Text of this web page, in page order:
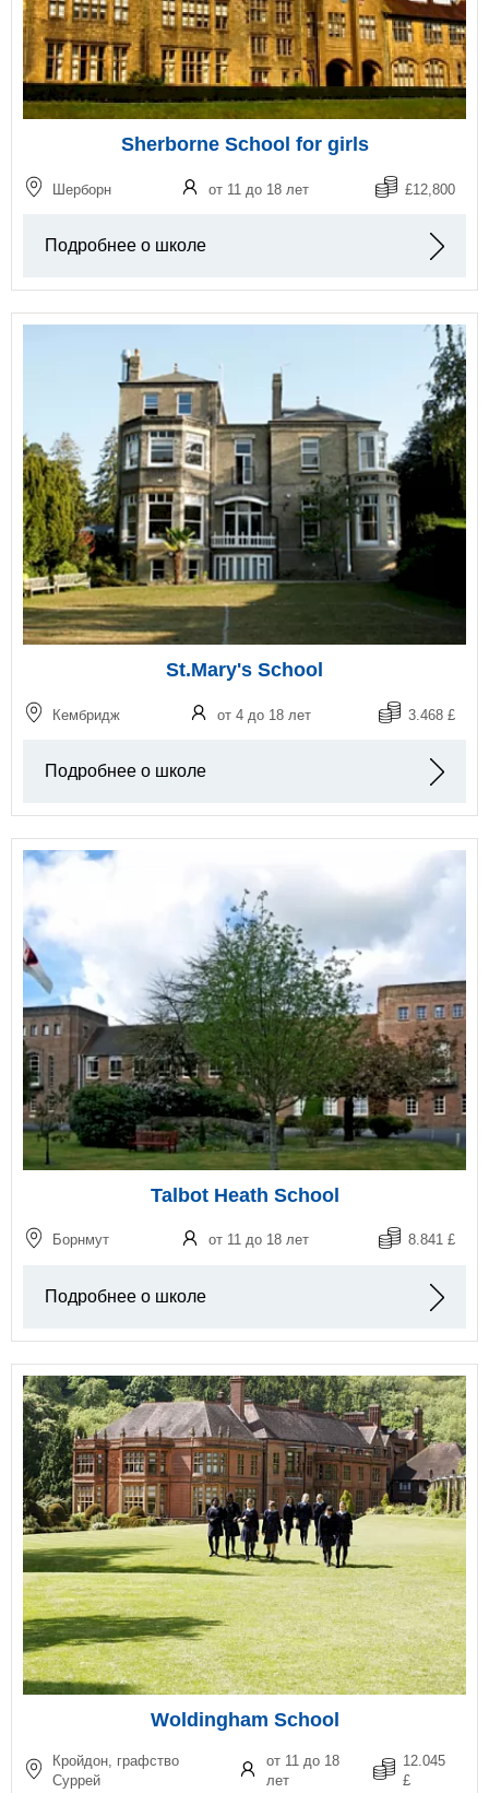
Sherborne School for girls
Шерборн от 11 до 18 лет £12,800
Подробнее о школе
St.Mary's School
Кембридж от 4 до 18 лет 3.468 £
Подробнее о школе
Talbot Heath School
Борнмут от 11 до 18 лет 8.841 £
Подробнее о школе
Woldingham School
Кройдон, графство
Суррей
от 11 до 18
лет
12.045
£